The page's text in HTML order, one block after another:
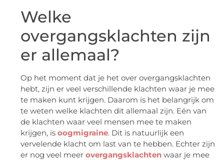
Welke
overgangsklachten zijn
er allemaal?
Op het moment dat je het over overgangsklachten
hebt, zijn er veel verschillende klachten waar je mee
te maken kunt krijgen. Daarom is het belangrijk om
te weten welke klachten dit allemaal zijn. Eén van
de klachten waar veel mensen mee te maken
krijgen, is oogmigraine. Dit is natuurlijk een
vervelende klacht om last van te hebben. Echter zijn
er nog veel meer overgangsklachten waar je mee